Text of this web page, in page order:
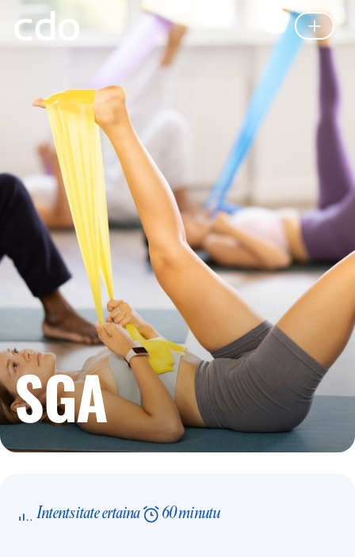
SGA
Intentsitate ertaina 60 minutu